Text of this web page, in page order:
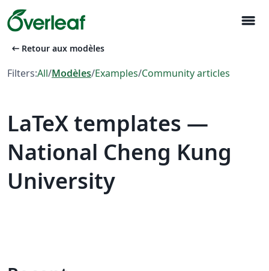
menu
arrow_left_alt Retour aux modèles
Filters:All/Modèles/Examples/Community articles
LaTeX templates —
National Cheng Kung
University